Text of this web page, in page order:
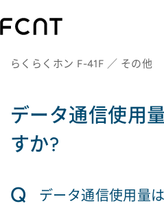
らくらくホン F-41F ／ その他
データ通信使用
すか?
Q データ通信使用量